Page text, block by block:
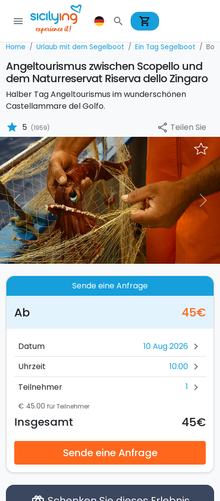
menu search shopping_cart
Home Urlaub mit dem Segelboot Ein Tag Segelboot
Angeltourismus zwischen Scopello und
dem Naturreservat Riserva dello Zingaro
Halber Tag Angeltourismus im wunderschönen
Castellammare del Golfo.
star 5 (1959) share Teilen Sie
Previous Next
Sende eine Anfrage
Ab 45€
Datum chevron_right
Uhrzeit 10:00 chevron_right
Teilnehmer 1 chevron_right
€ 45.00 für Teilnehmer
Insgesamt 45€
Sende eine Anfrage